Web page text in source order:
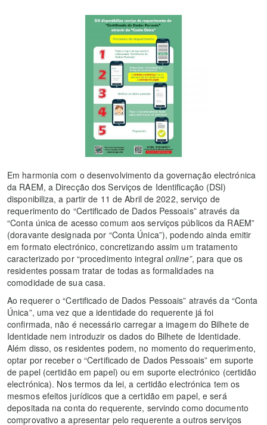
Em harmonia com o desenvolvimento da governação electrónica
da RAEM, a Direcção dos Serviços de Identificação (DSI)
disponibiliza, a partir de 11 de Abril de 2022, serviço de
requerimento do “Certificado de Dados Pessoais” através da
“Conta única de acesso comum aos serviços públicos da RAEM”
(doravante designada por “Conta Única”), podendo ainda emitir
em formato electrónico, concretizando assim um tratamento
caracterizado por “procedimento integralonline”, para que os
residentes possam tratar de todas as formalidades na
comodidade de sua casa.
Ao requerer o “Certificado de Dados Pessoais” através da “Conta
Única”, uma vez que a identidade do requerente já foi
confirmada, não é necessário carregar a imagem do Bilhete de
Identidade nem introduzir os dados do Bilhete de Identidade.
Além disso, os residentes podem, no momento do requerimento,
optar por receber o “Certificado de Dados Pessoais” em suporte
de papel (certidão em papel) ou em suporte electrónico (certidão
electrónica). Nos termos da lei, a certidão electrónica tem os
mesmos efeitos jurídicos que a certidão em papel, e será
depositada na conta do requerente, servindo como documento
comprovativo a apresentar pelo requerente a outros serviços